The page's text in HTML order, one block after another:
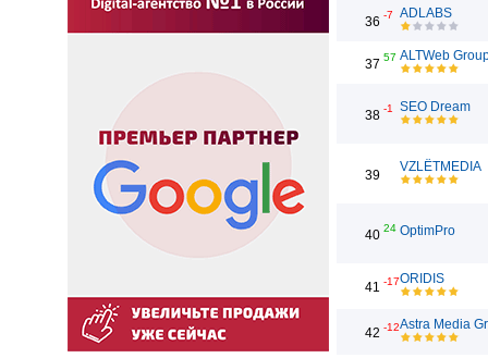
36 -7 ADLABS
37 57 ALTWeb
38 -1 SEO Dream
39
VZLЁTMEDIA
40 24 OptimPro
41 -17ORIDIS
42 -12Astra Media